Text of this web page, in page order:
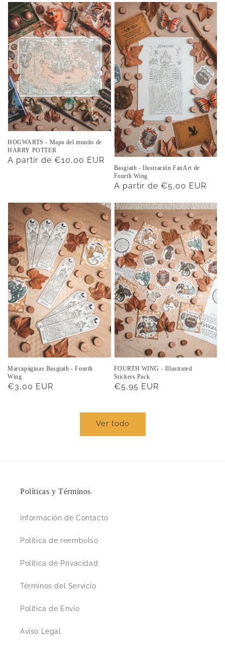
HOGWARTS - Mapa del mundo de
HARRY POTTER
Precio
A partir de €10,00 EUR
Basgiath - Ilustración FanArt de
Fourth Wing
Precio
A partir de €5,00 EUR
Marcapáginas Basgiath - Fourth
Wing
Precio
€3,00 EUR
FOURTH WING - Illustrated
Stickers Pack
Precio
€5,95 EUR
Ver todo
Políticas y Términos
Información de Contacto
Política de reembolso
Política de Privacidad
Términos del Servicio
Política de Envío
Aviso Legal